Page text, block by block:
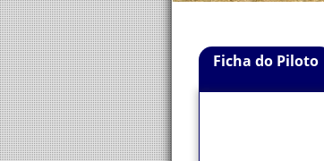
Ficha do Piloto